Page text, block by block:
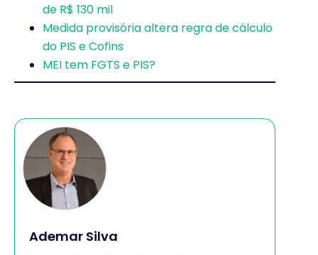
de R$ 130 mil
Medida provisória altera regra de cálculo
do PIS e Cofins
MEI tem FGTS e PIS?
Ademar Silva